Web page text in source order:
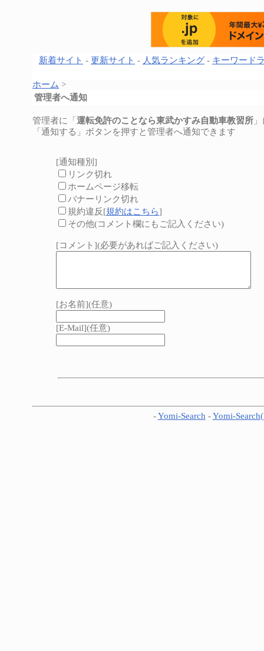
新着サイト - 更新サイト - 人気ランキング - キーワード
ホーム >
管理者へ通知
管理者に「 運転免許のことなら東武かすみ自動車教習所
「通知する」ボタンを押すと管理者へ通知できます
[通知種別]
リンク切れ
ホームページ移転
バナーリンク切れ
規約違反[規約はこちら]
その他(コメント欄にもご記入ください)
[コメント](必要があればご記入ください)
[お名前](任意)
[E-Mail](任意)
-Yomi-Search -Yomi-